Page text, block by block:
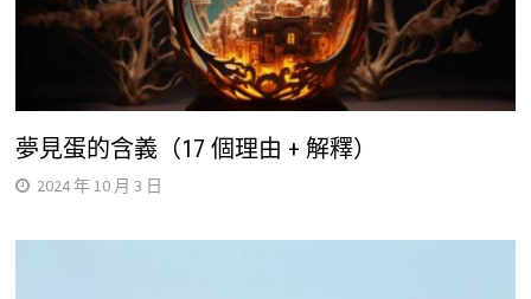
夢見蛋的含義（17 個理由 + 解釋）
2024 年 10 月 3 日